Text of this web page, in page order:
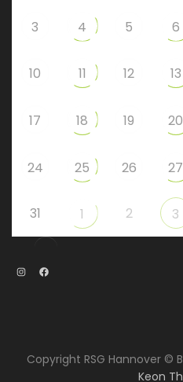
3 4 5 6
10 11 12 13
17 18 19 20
24 25 26 27
31 1 2 3
Copyright RSG Hannover ©
Keon